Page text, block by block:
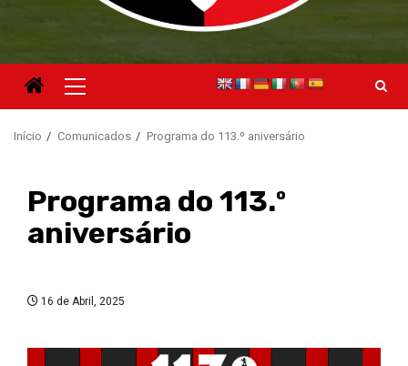
Menu
principal
Início Comunicados Programa do 113.º aniversário
Programa do 113.º
aniversário
16 de Abril, 2025